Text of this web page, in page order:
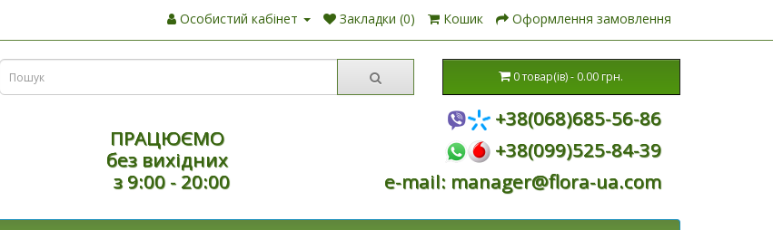
Особистий кабінет Закладки (0) Кошик Оформлення замовлення
0 товар(ів) - 0.00 грн.
ПРАЦЮЄМО
без вихідних
з 9:00 - 20:00
+38(068)685-56-86
+38(099)525-84-39
e-mail: manager@flora-ua.com